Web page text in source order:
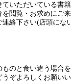
いただいている書
閲覧・お求めにご来
絡下さい(店頭にな
のと食い違う場合
ぞよろしくお願いい